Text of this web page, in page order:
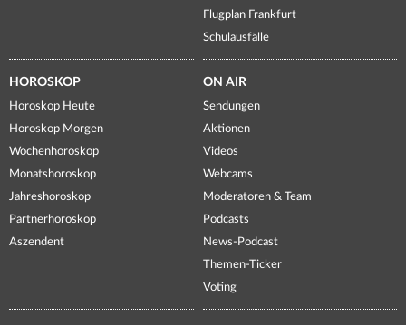
Flugplan Frankfurt
Schulausfälle
HOROSKOP
Horoskop Heute
Horoskop Morgen
Wochenhoroskop
Monatshoroskop
Jahreshoroskop
Partnerhoroskop
Aszendent
ON AIR
Sendungen
Aktionen
Videos
Webcams
Moderatoren & Team
Podcasts
News-Podcast
Themen-Ticker
Voting